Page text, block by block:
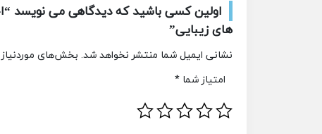
اولین کسی باشید که دیدگاهی می نویسد
های زیبایی”
نشانی ایمیل شما منتشر نخواهد شد.بخش‌های
امتیاز شما *